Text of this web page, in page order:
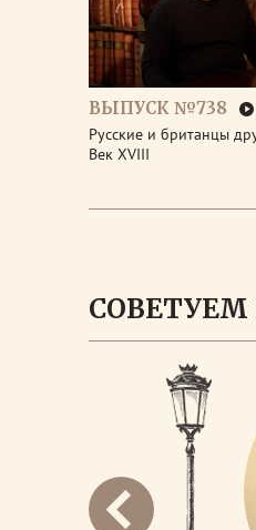
ВЫПУСК №738
Русские и британцы
Век XVIII